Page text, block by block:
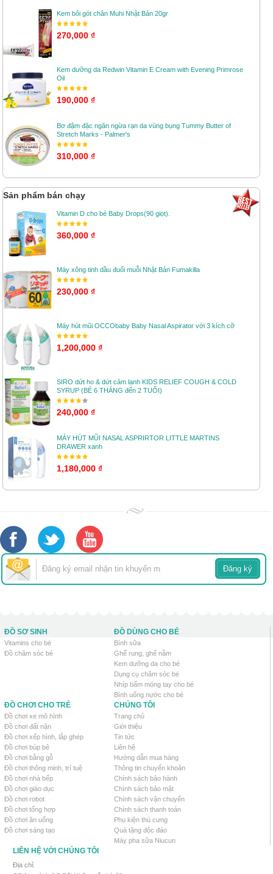
Kem bôi gót chân Muhi Nhật Bản 20gr
270,000 ₫
Kem dưỡng da Redwin Vitamin E Cream with Evening Primrose
Oil
190,000 ₫
Bơ đậm đặc ngăn ngừa rạn da vùng bụng Tummy Butter of
Stretch Marks - Palmer's
310,000 ₫
Sản phẩm bán chạy
Vitamin D cho bé Baby Drops(90 giọt).
360,000 ₫
Máy xông tinh dầu đuổi muỗi Nhật Bản Fumakilla
230,000 ₫
Máy hút mũi OCCObaby Baby Nasal Aspirator với 3 kích cỡ
1,200,000 ₫
SIRO dứt ho & dứt cảm lạnh KIDS RELIEF COUGH & COLD
SYRUP (BÉ 6 THÁNG đến 2 TUỔI)
240,000 ₫
MÁY HÚT MŨI NASAL ASPRIRTOR LITTLE MARTINS
DRAWER xanh
1,180,000 ₫
ĐỒ SƠ SINH
Vitamins cho bé
Đồ chăm sóc bé
ĐỒ DÙNG CHO BÉ
Bình sữa
Ghế rung, ghế nằm
Kem dưỡng da cho bé
Dụng cụ chăm sóc bé
Nhíp bấm móng tay cho bé
Bình uống nước cho bé
ĐỒ CHƠI CHO TRẺ
Đồ chơi xe mô hình
Đồ chơi đất nặn
Đồ chơi xếp hình, lắp ghép
Đồ chơi búp bê
Đồ chơi bằng gỗ
Đồ chơi thông minh, trí tuệ
Đồ chơi nhà bếp
Đồ chơi giáo dục
Đồ chơi robot
Đồ chơi tổng hợp
Đồ chơi ăn uống
Đồ chơi sáng tạo
CHÚNG TÔI
Trang chủ
Giới thiệu
Tin tức
Liên hệ
Hướng dẫn mua hàng
Thông tin chuyển khoản
Chính sách bảo hành
Chính sách bảo mật
Chính sách vận chuyển
Chính sách thanh toán
Phụ kiện thú cưng
Quà tặng độc đáo
Máy pha sữa Niucun
LIÊN HỆ VỚI CHÚNG TÔI
Địa chỉ: